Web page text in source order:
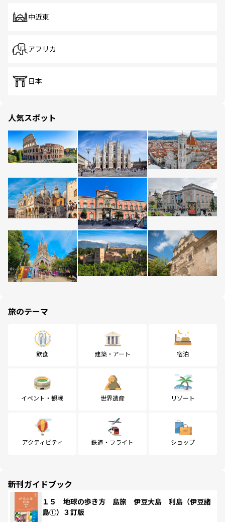
中近東
アフリカ
日本
人気スポット
旅のテーマ
飲食 建築・アート 宿泊
イベント・観戦 世界遺産 リゾート
アクティビティ 鉄道・フライト ショップ
新刊ガイドブック
１５ 地球の歩き方 島旅 伊豆大島 利島（伊豆諸
島①）３訂版